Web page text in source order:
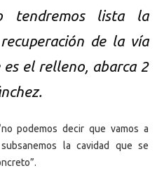
tendremos lista la
de la vía
el relleno, abarca 2
podemos decir que vamos a
la cavidad que se